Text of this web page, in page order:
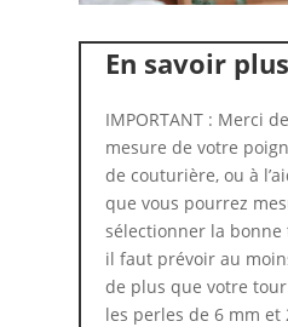
En savoir plus
IMPORTANT : Merci
mesure de votre
de couturière, ou à
que vous pourrez
sélectionner la
il faut prévoir au
de plus que votre
les perles de 6 mm